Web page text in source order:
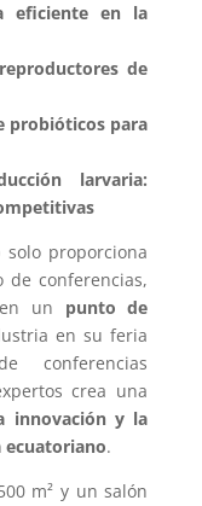
eficiente en la
de
probióticos para
larvaria:
solo proporciona
de conferencias,
un punto de
en su feria
conferencias
crea una
innovación y la
.
m² y un salón